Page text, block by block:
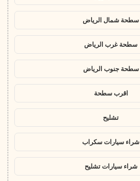
سطحة شمال الرياض
سطحة غرب الرياض
سطحة جنوب الرياض
اقرب سطحة
تشليح
شراء سيارات سكراب
شراء سيارات تشليح